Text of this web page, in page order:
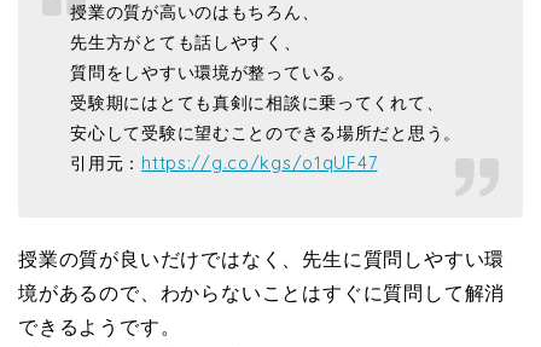
授業の質が高いのはもちろん、
先生方がとても話しやすく、
質問をしやすい環境が整っている。
受験期にはとても真剣に相談に乗ってくれて、
安心して受験に望むことのできる場所だと思う。
引用元： https://g.co/kgs/o1qUF47
授業の質が良いだけではなく、先生に質問しやすい環
境があるので、わからないことはすぐに質問して解消
できるようです。